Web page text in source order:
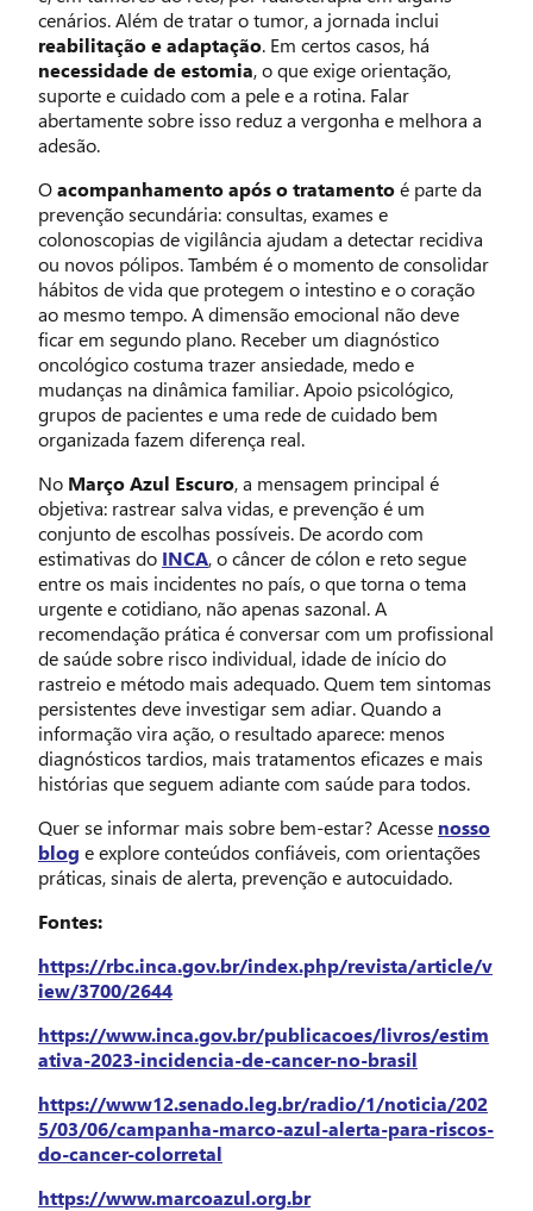
cenários. Além de tratar o tumor, a jornada inclui
reabilitação e adaptação. Em certos casos, há
necessidade de estomia, o que exige orientação,
suporte e cuidado com a pele e a rotina. Falar
abertamente sobre isso reduz a vergonha e melhora a
adesão.
Oacompanhamento após o tratamentoé parte da
prevenção secundária: consultas, exames e
colonoscopias de vigilância ajudam a detectar recidiva
ou novos pólipos. Também é o momento de consolidar
hábitos de vida que protegem o intestino e o coração
ao mesmo tempo. A dimensão emocional não deve
ficar em segundo plano. Receber um diagnóstico
oncológico costuma trazer ansiedade, medo e
mudanças na dinâmica familiar. Apoio psicológico,
grupos de pacientes e uma rede de cuidado bem
organizada fazem diferença real.
No Março Azul Escuro, a mensagem principal é
objetiva: rastrear salva vidas, e prevenção é um
conjunto de escolhas possíveis. De acordo com
estimativas do INCA, o câncer de cólon e reto segue
entre os mais incidentes no país, o que torna o tema
urgente e cotidiano, não apenas sazonal. A
recomendação prática é conversar com um profissional
de saúde sobre risco individual, idade de início do
rastreio e método mais adequado. Quem tem sintomas
persistentes deve investigar sem adiar. Quando a
informação vira ação, o resultado aparece: menos
diagnósticos tardios, mais tratamentos eficazes e mais
histórias que seguem adiante com saúde para todos.
Quer se informar mais sobre bem-estar? Acesse nosso
blog e explore conteúdos confiáveis, com orientações
práticas, sinais de alerta, prevenção e autocuidado.
Fontes:
https://rbc.inca.gov.br/index.php/revista/article/v
iew/3700/2644
https://www.inca.gov.br/publicacoes/livros/estim
ativa-2023-incidencia-de-cancer-no-brasil
https://www12.senado.leg.br/radio/1/noticia/202
5/03/06/campanha-marco-azul-alerta-para-riscos-
do-cancer-colorretal
https://www.marcoazul.org.br